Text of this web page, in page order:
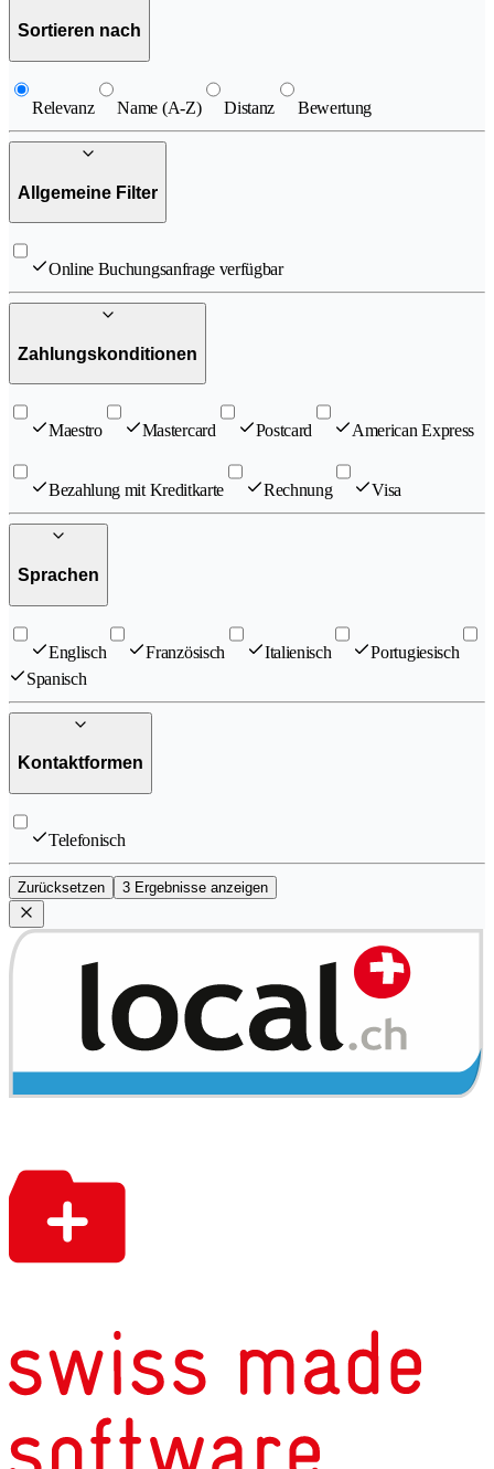
Sortieren nach
Relevanz Name (A-Z) Distanz Bewertung
Allgemeine Filter
Online Buchungsanfrage verfügbar
Zahlungskonditionen
Maestro Mastercard Postcard American Express
Bezahlung mit Kreditkarte Rechnung Visa
Sprachen
Englisch Französisch Italienisch
Portugiesisch
Spanisch
Kontaktformen
Telefonisch
Zurücksetzen 3 Ergebnisse anzeigen